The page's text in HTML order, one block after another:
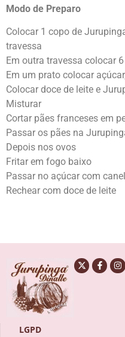
Modo de Preparo
Colocar 1 copo de
travessa
Em outra travessa colocar
Em um prato colocar
Colocar doce de leite e
Misturar
Cortar pães franceses em
Passar os pães na
Depois nos ovos
Fritar em fogo baixo
Passar no açúcar com
Rechear com doce de leite
LGPD